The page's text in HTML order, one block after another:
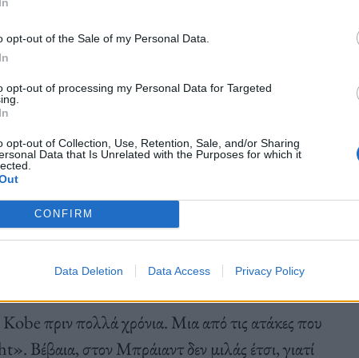
opt-out of the Sale of my Personal Data.
opt-out of processing my Personal Data for Targeted
opt-out of Collection, Use, Retention, Sale, and/or Sharing
Data that Is Unrelated with the Purposes for which it
CONFIRM
Data Deletion Data Access Privacy Policy
κάνει χειραψία με αναπληρωματικούς
όταν τον ρώτησαν γιατί δεν έδωσε το
έναν αντίπαλό του, ο οποίος τον είχε όντως
είχε ξεκινήσει στην βασική πεντάδα της
Kobe πριν πολλά χρόνια. Μια από τις ατάκες που
Βέβαια, στον Μπράιαντ δεν μιλάς έτσι, γιατί